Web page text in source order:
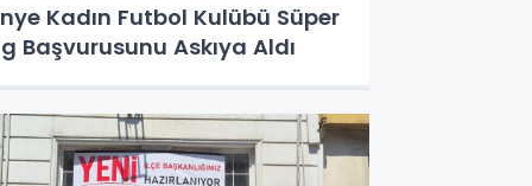
Kadın Futbol Kulübü Süper
Başvurusunu Askıya Aldı